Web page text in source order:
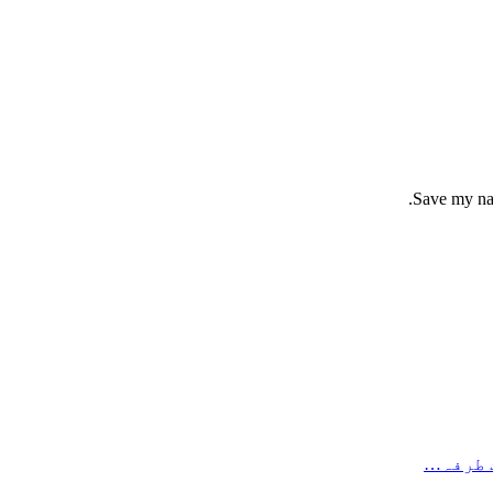
Save my